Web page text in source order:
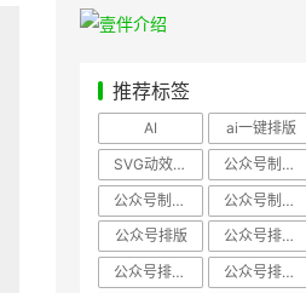
推荐标签
AI ai一键排版
SVG动效样式
公众号制作、公众号排版
公众号制作、微信编辑器
公众号制作，公众号排版
公众号排版
公众号排版，公众号模板
公众号排版，微信编辑器
公众号排版，排版样式